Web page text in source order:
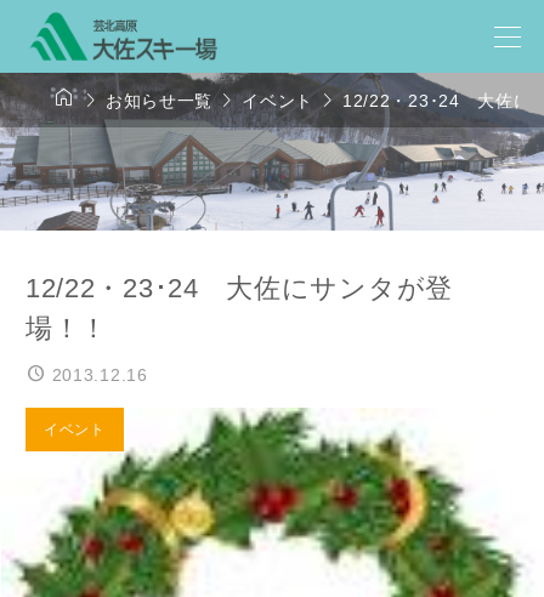
 お知らせ一覧イベント 12/22・23･24 大佐に
12/22・23･24 大佐にサンタが登
場！！
2013.12.16
イベント